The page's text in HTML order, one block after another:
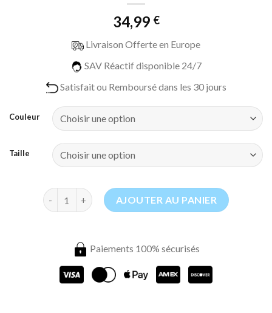
34,99 €
Livraison Offerte en Europe
SAV Réactif disponible 24/7
Satisfait ou Remboursé dans les 30 jours
Couleur
Taille
quantité de Moustiquaire Lit Princesse
AJOUTER AU PANIER
Paiements 100% sécurisés